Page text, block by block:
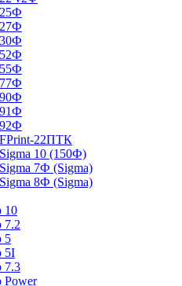
22ПТК
10 (150Ф)
7Ф (Sigma)
8Ф (Sigma)
10
7.2
5
5I
7.3
Power